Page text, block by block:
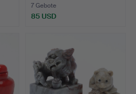
7 Gebote
85 USD